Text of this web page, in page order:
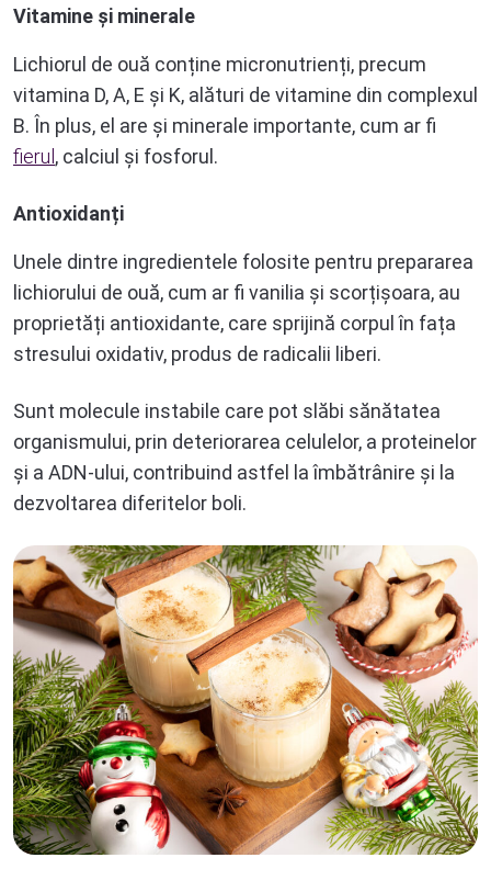
Vitamine și minerale
Lichiorul de ouă conține micronutrienți, precum
vitamina D, A, E și K, alături de vitamine din complexul
B. În plus, el are și minerale importante, cum ar fi
fierul, calciul și fosforul.
Antioxidanți
Unele dintre ingredientele folosite pentru prepararea
lichiorului de ouă, cum ar fi vanilia și scorțișoara, au
proprietăți antioxidante, care sprijină corpul în fața
stresului oxidativ, produs de radicalii liberi.
Sunt molecule instabile care pot slăbi sănătatea
organismului, prin deteriorarea celulelor, a proteinelor
și a ADN-ului, contribuind astfel la îmbătrânire și la
dezvoltarea diferitelor boli.